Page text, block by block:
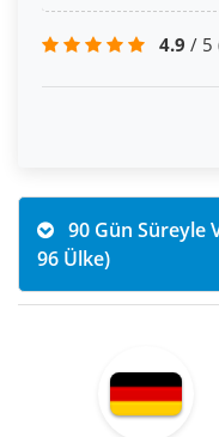
4.9 / 5
96 Ülke)